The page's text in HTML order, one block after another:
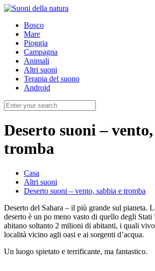
Bosco
Mare
Pioggia
Campagna
Animali
Altri suoni
Terapia del suono
Android
Deserto suoni –
tromba
Casa
Altri suoni
Deserto suoni – vento, sabbia e tromba
Deserto del Sahara – il più grande sul pianeta.
deserto è un po meno vasto di quello degli
abitano soltanto 2 milioni di abitanti, i quali
località vicino agli oasi e ai sorgenti d’acqua.
Un luogo spietato e terrificante, ma fantastico.